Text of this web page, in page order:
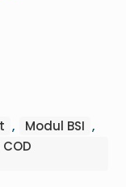
, Modul BSI ,